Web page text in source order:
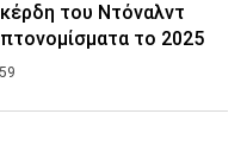
του Ντόναλντ
το 2025